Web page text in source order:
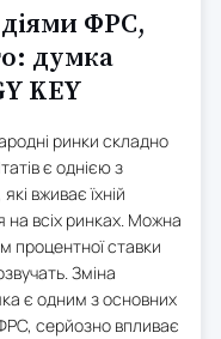
ФРС,
думка
KEY
ринки складно
є однією з
вживає їхній
на всіх ринках. Можна
процентної ставки
Зміна
є одним з основних
серйозно впливає